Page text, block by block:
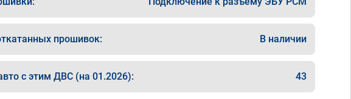
теперь не мешает
городе,
+1000 сразу.
Всем добра и
прошивок: В наличии
с этим ДВС (на 01.2026): 43